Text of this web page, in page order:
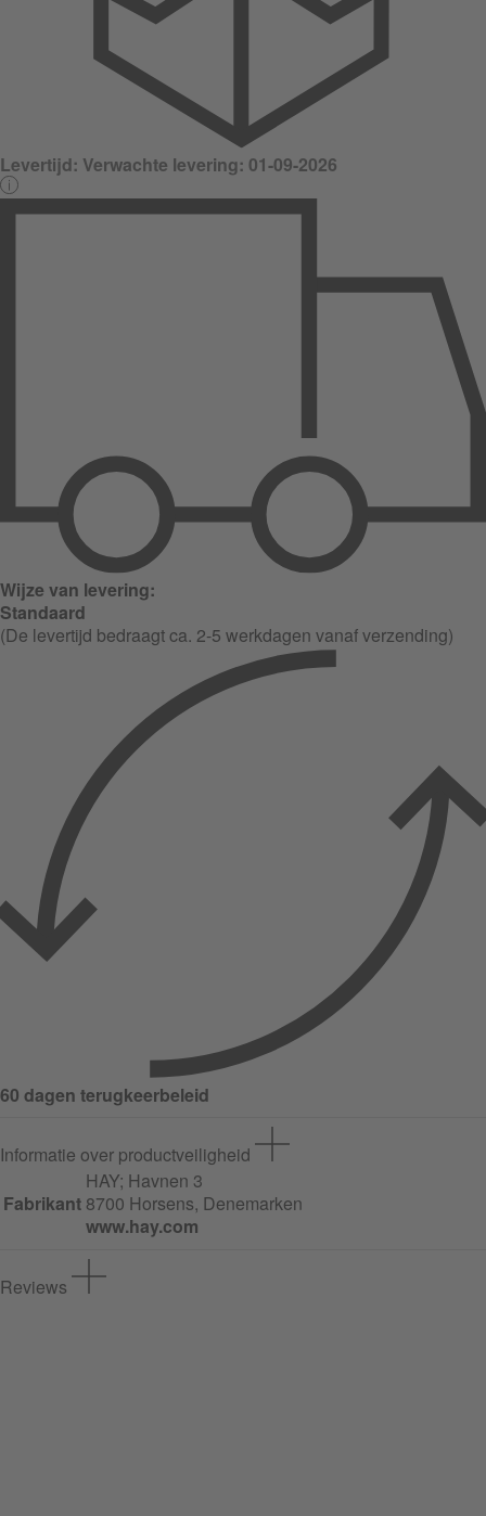
Levertijd: Verwachte levering: 01-09-2026
Wijze van levering:
Standaard
(De levertijd bedraagt ca. 2-5 werkdagen vanaf verzending)
60 dagen terugkeerbeleid
Informatie over productveiligheid
Fabrikant
HAY; Havnen 3
8700 Horsens, Denemarken
www.hay.com
Reviews